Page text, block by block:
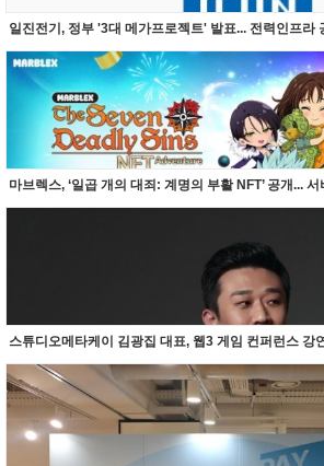
일진전기, 정부 '3대 메가프로젝트' 발표... 전력인프라
마브렉스, ‘일곱 개의 대죄: 계명의 부활 NFT’ 공개... 서
스튜디오메타케이 김광집 대표, 웹3 게임 컨퍼런스 강